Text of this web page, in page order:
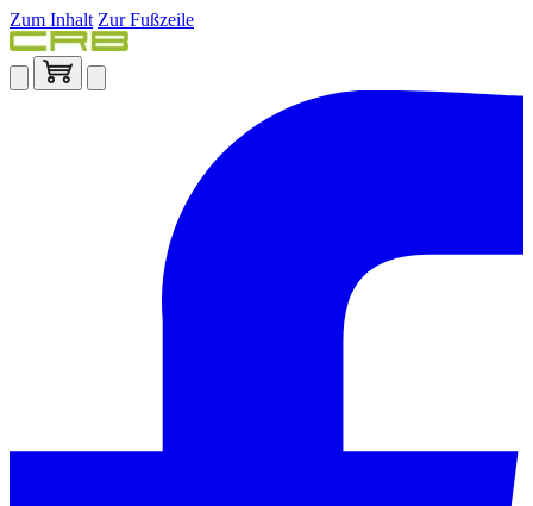
Zum Inhalt Zur Fußzeile